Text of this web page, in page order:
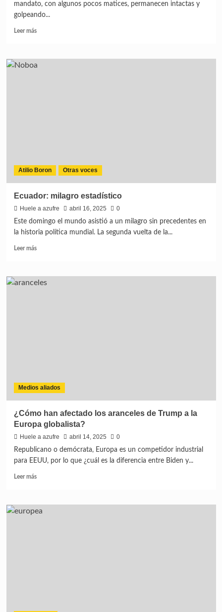
mandato, con algunos pocos matices, permanecen intactas y
golpeando...
Leer más
Atilio Boron Otras voces
Ecuador: milagro estadístico
Huele a azufre abril 16, 2025
0
Este domingo el mundo asistió a un milagro sin precedentes en
la historia política mundial. La segunda vuelta de la...
Leer más
Medios aliados
¿Cómo han afectado los aranceles de Trump a la
Europa globalista?
Huele a azufre abril 14, 2025
0
Republicano o demócrata, Europa es un competidor industrial
para EEUU, por lo que ¿cuál es la diferencia entre Biden y...
Leer más